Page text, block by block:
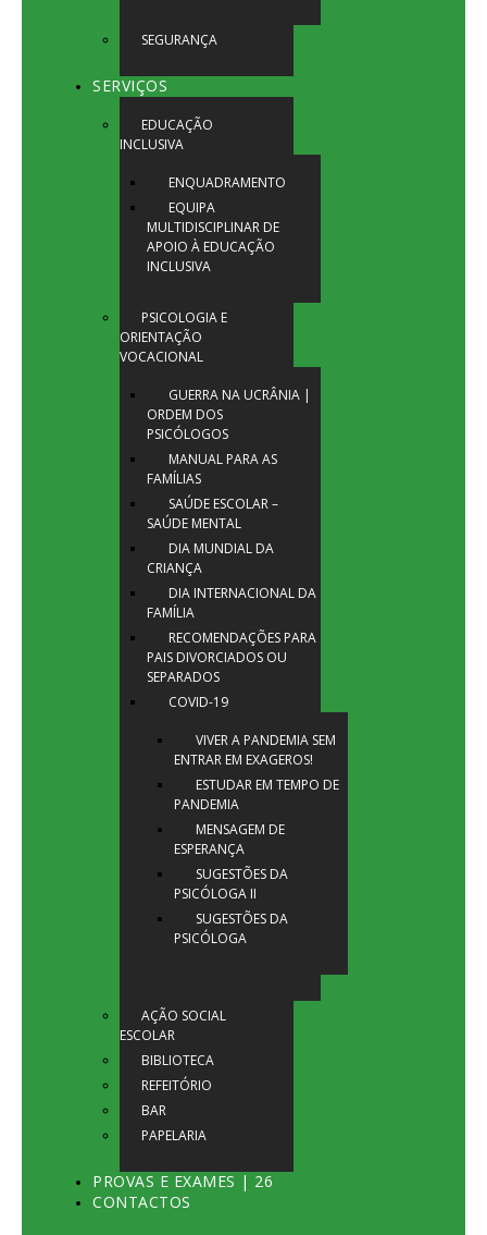
SEGURANÇA
SERVIÇOS
EDUCAÇÃO
INCLUSIVA
ENQUADRAMENTO
EQUIPA
MULTIDISCIPLINAR DE
APOIO À EDUCAÇÃO
INCLUSIVA
PSICOLOGIA E
ORIENTAÇÃO
VOCACIONAL
GUERRA NA UCRÂNIA |
ORDEM DOS
PSICÓLOGOS
MANUAL PARA AS
FAMÍLIAS
SAÚDE ESCOLAR –
SAÚDE MENTAL
DIA MUNDIAL DA
CRIANÇA
DIA INTERNACIONAL DA
FAMÍLIA
RECOMENDAÇÕES PARA
PAIS DIVORCIADOS OU
SEPARADOS
COVID-19
VIVER A PANDEMIA SEM
ENTRAR EM EXAGEROS!
ESTUDAR EM TEMPO DE
PANDEMIA
MENSAGEM DE
ESPERANÇA
SUGESTÕES DA
PSICÓLOGA II
SUGESTÕES DA
PSICÓLOGA
AÇÃO SOCIAL
ESCOLAR
BIBLIOTECA
REFEITÓRIO
BAR
PAPELARIA
PROVAS E EXAMES | 26
CONTACTOS